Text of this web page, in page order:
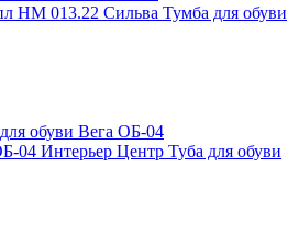
Сильва Тумба для обуви
Интерьер Центр Туба для обуви